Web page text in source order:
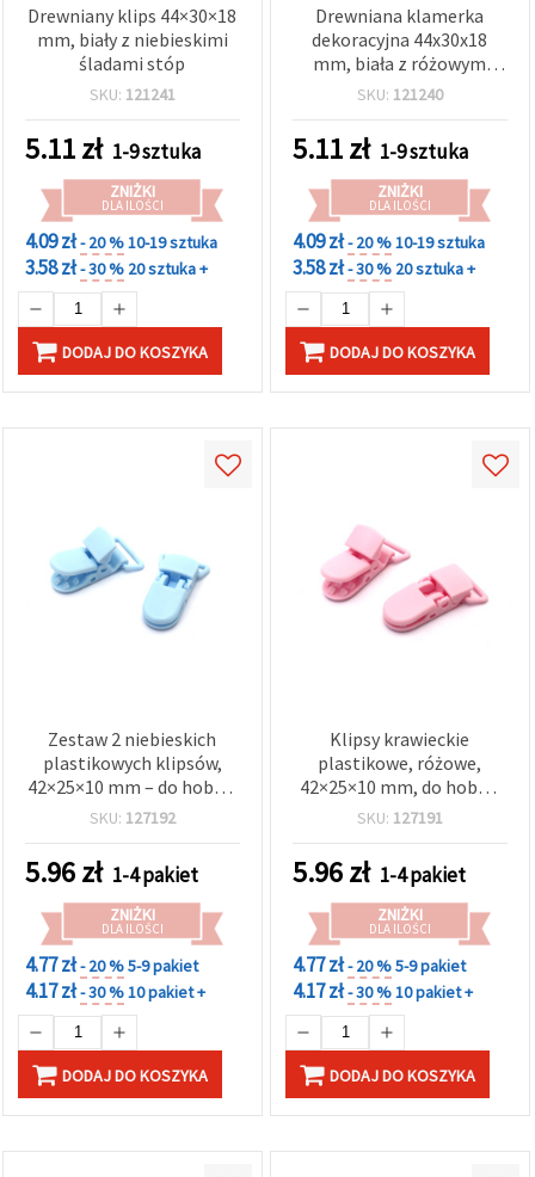
klikając
"Akceptuj
swoje
preferencje
wybierając
dany typ
plików
cookie i
klikając
przycisk
"Zapisz"
Akceptuj
wszystkie
Drewniany klips 44×30×18
mm, biały z niebieskimi
śladami stóp
SKU: 121241
5.11zł 1-9 sztuka
ZNIŻKI
DLA ILOŚCI
4.09 zł- 20 %10-19 sztuka
3.58 zł- 30 % 20 sztuka +
DODAJ DO KOSZYKA
Drewniana klamerka
dekoracyjna 44x30x18
mm, biała z różowym
wzorem stópek – do
SKU: 121240
5.11zł 1-9 sztuka
ZNIŻKI
DLA ILOŚCI
4.09 zł- 20 %10-19 sztuka
3.58 zł- 30 % 20 sztuka +
DODAJ DO KOSZYKA
Zestaw 2 niebieskich
plastikowych klipsów,
42×25×10 mm – do hobby,
rękodzieła,
dekoracji
SKU: 127192
5.96zł 1-4 pakiet
ZNIŻKI
DLA ILOŚCI
4.77 zł- 20 %5-9 pakiet
4.17 zł- 30 %10 pakiet +
DODAJ DO KOSZYKA
Klipsy krawieckie
plastikowe, różowe,
42×25×10 mm, do hobby,
rękodzieła, szycia i
SKU: 127191
5.96zł 1-4 pakiet
ZNIŻKI
DLA ILOŚCI
4.77 zł- 20 %5-9 pakiet
4.17 zł- 30 %10 pakiet +
DODAJ DO KOSZYKA